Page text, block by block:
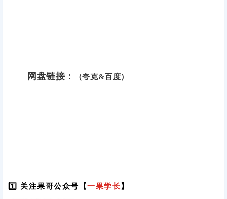
网盘链接： （夸克&百度）
1️⃣ 关注果哥公众号【一果学长】